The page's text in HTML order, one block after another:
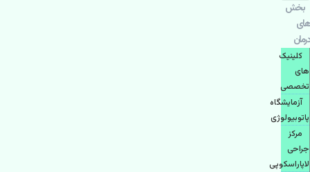
بخش
های
درمان
کلینیک
های
تخصصی
آزمایشگاه
پاتوبیولوژی
مرکز
جراحی
لاپاراسکوپی